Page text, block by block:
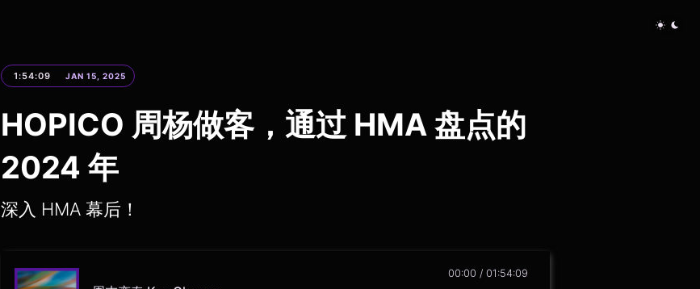
1:54:09 JAN 15, 2025
HOPICO 周杨做客，通过 HMA 盘点的
2024 年
深入 HMA 幕后！
00:00 01:54:09